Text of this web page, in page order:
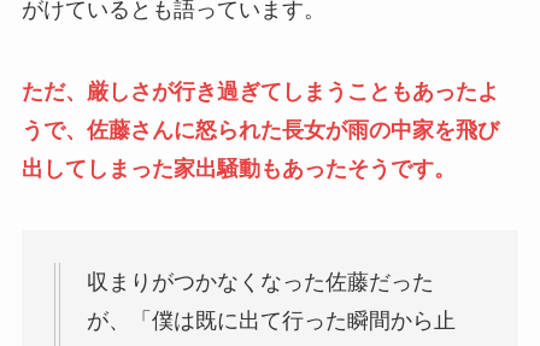
がけているとも語っています。
ただ、厳しさが行き過ぎてしまうこともあったよ
うで、佐藤さんに怒られた長女が雨の中家を飛び
出してしまった家出騒動もあったそうです。
収まりがつかなくなった佐藤だった
が、「僕は既に出て行った瞬間から止